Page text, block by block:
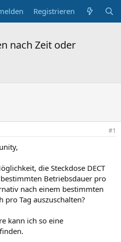
Registrieren
nach Zeit oder
#1
die Steckdose DECT
Betriebsdauer pro
nach einem bestimmten
pro Tag auszuschalten?
kann ich so eine